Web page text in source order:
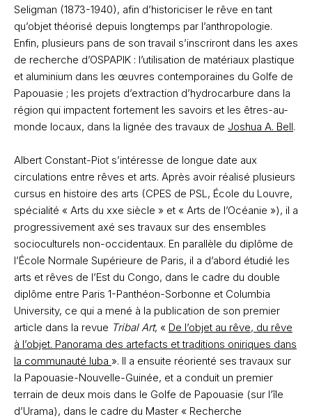
Seligman (1873-1940), afin d’historiciser le rêve en tant
qu’objet théorisé depuis longtemps par l’anthropologie.
Enfin, plusieurs pans de son travail s’inscriront dans les axes
de recherche d’OSPAPIK : l’utilisation de matériaux plastique
et aluminium dans les œuvres contemporaines du Golfe de
Papouasie ; les projets d’extraction d’hydrocarbure dans la
région qui impactent fortement les savoirs et les êtres-au-
monde locaux, dans la lignée des travaux de Joshua A. Bell.
Albert Constant-Piot s’intéresse de longue date aux
circulations entre rêves et arts. Après avoir réalisé plusieurs
cursus en histoire des arts (CPES de PSL, École du Louvre,
spécialité « Arts du xxe siècle » et « Arts de l’Océanie »), il a
progressivement axé ses travaux sur des ensembles
socioculturels non-occidentaux. En parallèle du diplôme de
l’École Normale Supérieure de Paris, il a d’abord étudié les
arts et rêves de l’Est du Congo, dans le cadre du double
diplôme entre Paris 1-Panthéon-Sorbonne et Columbia
University, ce qui a mené à la publication de son premier
article dans la revue Tribal Art, « De l’objet au rêve, du rêve
à l’objet. Panorama des artefacts et traditions oniriques dans
la communauté luba ». Il a ensuite réorienté ses travaux sur
la Papouasie-Nouvelle-Guinée, et a conduit un premier
terrain de deux mois dans le Golfe de Papouasie (sur l’île
d’Urama), dans le cadre du Master « Recherche